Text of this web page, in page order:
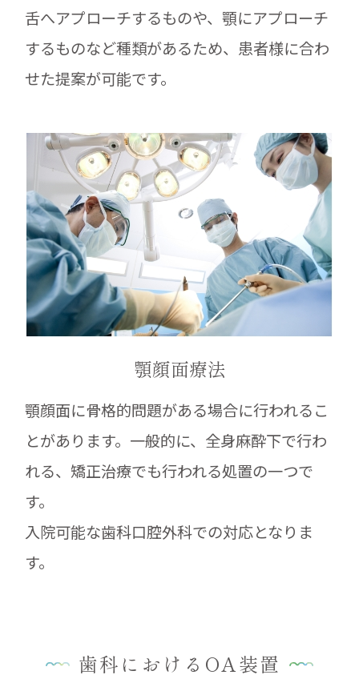
舌へアプローチするものや、顎にアプローチ
するものなど種類があるため、患者様に合わ
せた提案が可能です。
顎顔面療法
顎顔面に骨格的問題がある場合に行われるこ
とがあります。一般的に、全身麻酔下で行わ
れる、矯正治療でも行われる処置の一つで
す。
入院可能な歯科口腔外科での対応となりま
す。
歯科におけるOA装置